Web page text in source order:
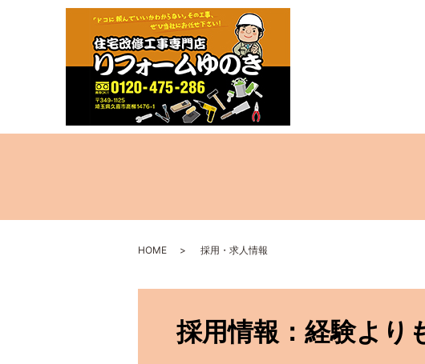
HOME 採用・求人情報
採用情報：経験より